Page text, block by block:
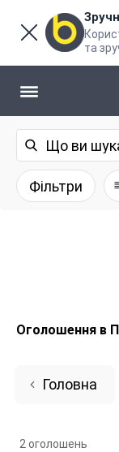
та
Фільтри
Оголошення в
Головна
2 оголошень